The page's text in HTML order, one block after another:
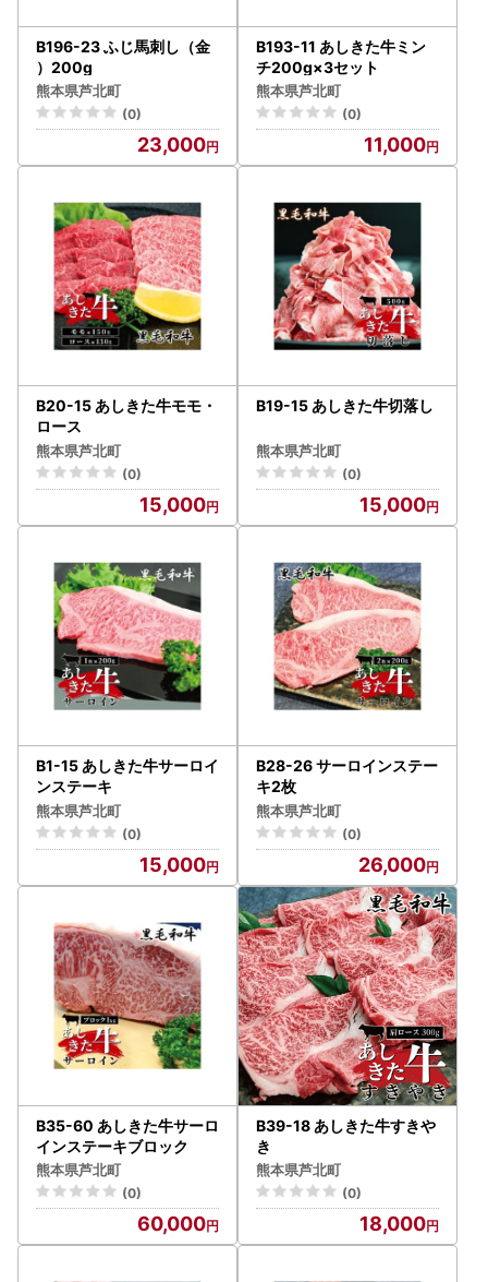
B196-23 ふじ馬刺し（金
）200g
熊本県芦北町
(0)
23,000
B193-11 あしきた牛ミン
チ200g×3セット
熊本県芦北町
(0)
11,000
B20-15 あしきた牛モモ・
ロース
熊本県芦北町
(0)
15,000
B19-15 あしきた牛切落し
熊本県芦北町
(0)
15,000
B1-15 あしきた牛サーロイ
ンステーキ
熊本県芦北町
(0)
15,000
B28-26 サーロインステー
キ2枚
熊本県芦北町
(0)
26,000
B35-60 あしきた牛サーロ
インステーキブロック
熊本県芦北町
(0)
60,000
B39-18 あしきた牛すきや
き
熊本県芦北町
(0)
18,000